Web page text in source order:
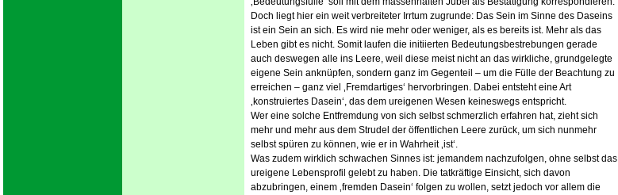
Doch liegt hier ein weit verbreiteter Irrtum zugrunde: Das Sein im Sinne des Daseins
ist ein Sein an sich. Es wird nie mehr oder weniger, als es bereits ist. Mehr als das
Leben gibt es nicht. Somit laufen die initiierten Bedeutungsbestrebungen gerade
auch deswegen alle ins Leere, weil diese meist nicht an das wirkliche, grundgelegte
eigene Sein anknüpfen, sondern ganz im Gegenteil – um die Fülle der Beachtung zu
erreichen – ganz viel ‚Fremdartiges‘ hervorbringen. Dabei entsteht eine Art
‚konstruiertes Dasein‘, das dem ureigenen Wesen keineswegs entspricht.
Wer eine solche Entfremdung von sich selbst schmerzlich erfahren hat, zieht sich
mehr und mehr aus dem Strudel der öffentlichen Leere zurück, um sich nunmehr
selbst spüren zu können, wie er in Wahrheit ‚ist‘.
Was zudem wirklich schwachen Sinnes ist: jemandem nachzufolgen, ohne selbst das
ureigene Lebensprofil gelebt zu haben. Die tatkräftige Einsicht, sich davon
abzubringen, einem ‚fremden Dasein‘ folgen zu wollen, setzt jedoch vor allem die